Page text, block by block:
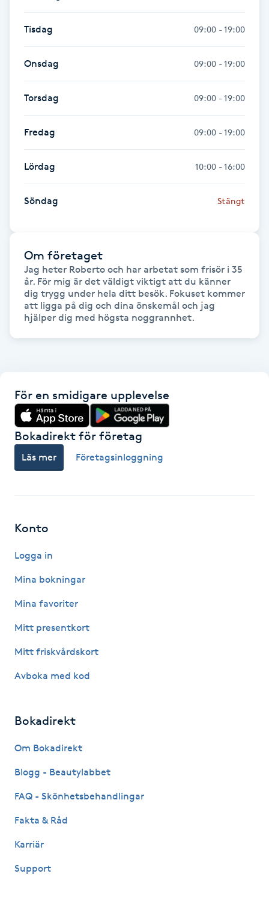
Fransförlängning
Fransförlängning Megavolym
Fransförlängning Volym
Frisör
Funktionsanalys
G
Gel naglar
Gelenaglar
Gellack
Gellack med förstärkning
Gravidmassage
Gravidyoga
Gruppträning
Hatha Yoga
Headspa
Healing
Herrklippning
HIFU
Tisdag 09:00 - 19:00
Onsdag 09:00 - 19:00
Torsdag 09:00 - 19:00
Fredag 09:00 - 19:00
Lördag 10:00 - 16:00
Söndag Stängt
Om företaget
Jag heter Roberto och har arbetat som frisör i 35
år. För mig är det väldigt viktigt att du känner
dig trygg under hela ditt besök. Fokuset kommer
att ligga på dig och dina önskemål och jag
hjälper dig med högsta noggrannhet.
För en smidigare upplevelse
Bokadirekt för företag
Läs mer Företagsinloggning
Konto
Logga in
Mina bokningar
Mina favoriter
Mitt presentkort
Mitt friskvårdskort
Avboka med kod
Bokadirekt
Om Bokadirekt
Blogg - Beautylabbet
FAQ - Skönhetsbehandlingar
Fakta & Råd
Karriär
Support